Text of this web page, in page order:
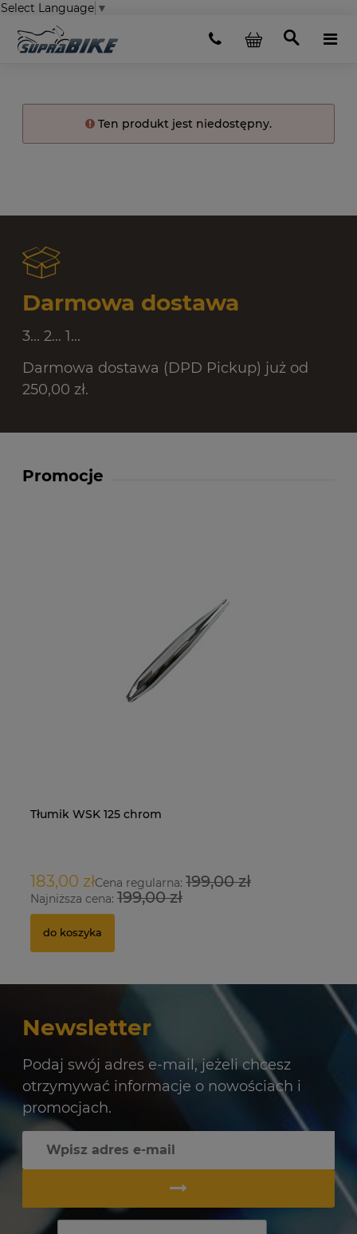
Select Language ▼
Ten produkt jest niedostępny.
Darmowa dostawa
3... 2... 1...
Darmowa dostawa (DPD Pickup) już od
250,00 zł.
Promocje
Tłumik WSK 125 chrom
183,00 złCena regularna: 199,00 zł
Najniższa cena: 199,00 zł
do koszyka
Newsletter
Podaj swój adres e-mail, jeżeli chcesz
otrzymywać informacje o nowościach i
promocjach.